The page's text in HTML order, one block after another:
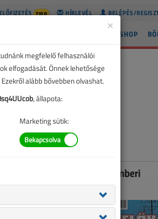
BELÉPÉS/
HÍRLEVÉL
TIPP
SHOP
Ez a cikk a VL 2006. novemberi
számában jelent meg.
×
megfelelő felhasználói
elfogadását. Önnek lehetősége
alább bővebben olvashat.
, állapota:
Marketing sütik: